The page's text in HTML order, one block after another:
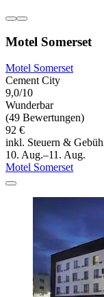
Motel Somerset
Motel Somerset
Cement City
9,0/10
Wunderbar
(49 Bewertungen)
92 €
inkl. Steuern &
10. Aug.–11. Aug.
Motel Somerset